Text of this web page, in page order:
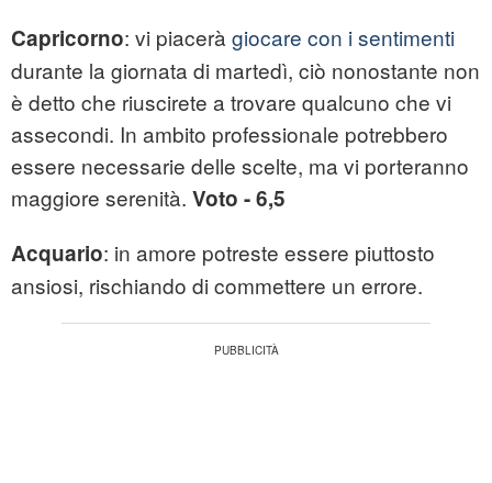
Capricorno: vi piacerà giocare con i sentimenti
durante la giornata di martedì, ciò nonostante non
è detto che riuscirete a trovare qualcuno che vi
assecondi. In ambito professionale potrebbero
essere necessarie delle scelte, ma vi porteranno
maggiore serenità. Voto - 6,5
Acquario: in amore potreste essere piuttosto
ansiosi, rischiando di commettere un errore.